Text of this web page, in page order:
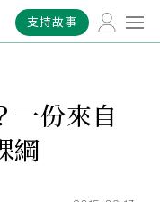
支持故事
一份來自
綱